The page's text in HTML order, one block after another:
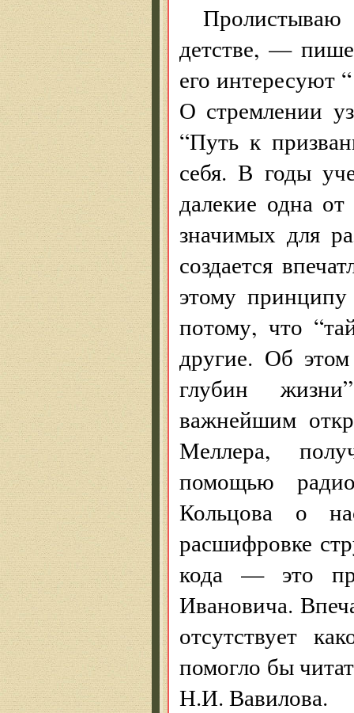
детстве, —
его интересуют
О стремлении
“Путь к
себя. В годы
далекие одна
значимых для
создается
этому
потому, что
другие. Об
глубин
важнейшим
Меллера,
помощью
Кольцова о
расшифровке
кода — это
Ивановича.
отсутствует
помогло бы
Н.И. Вавилова.